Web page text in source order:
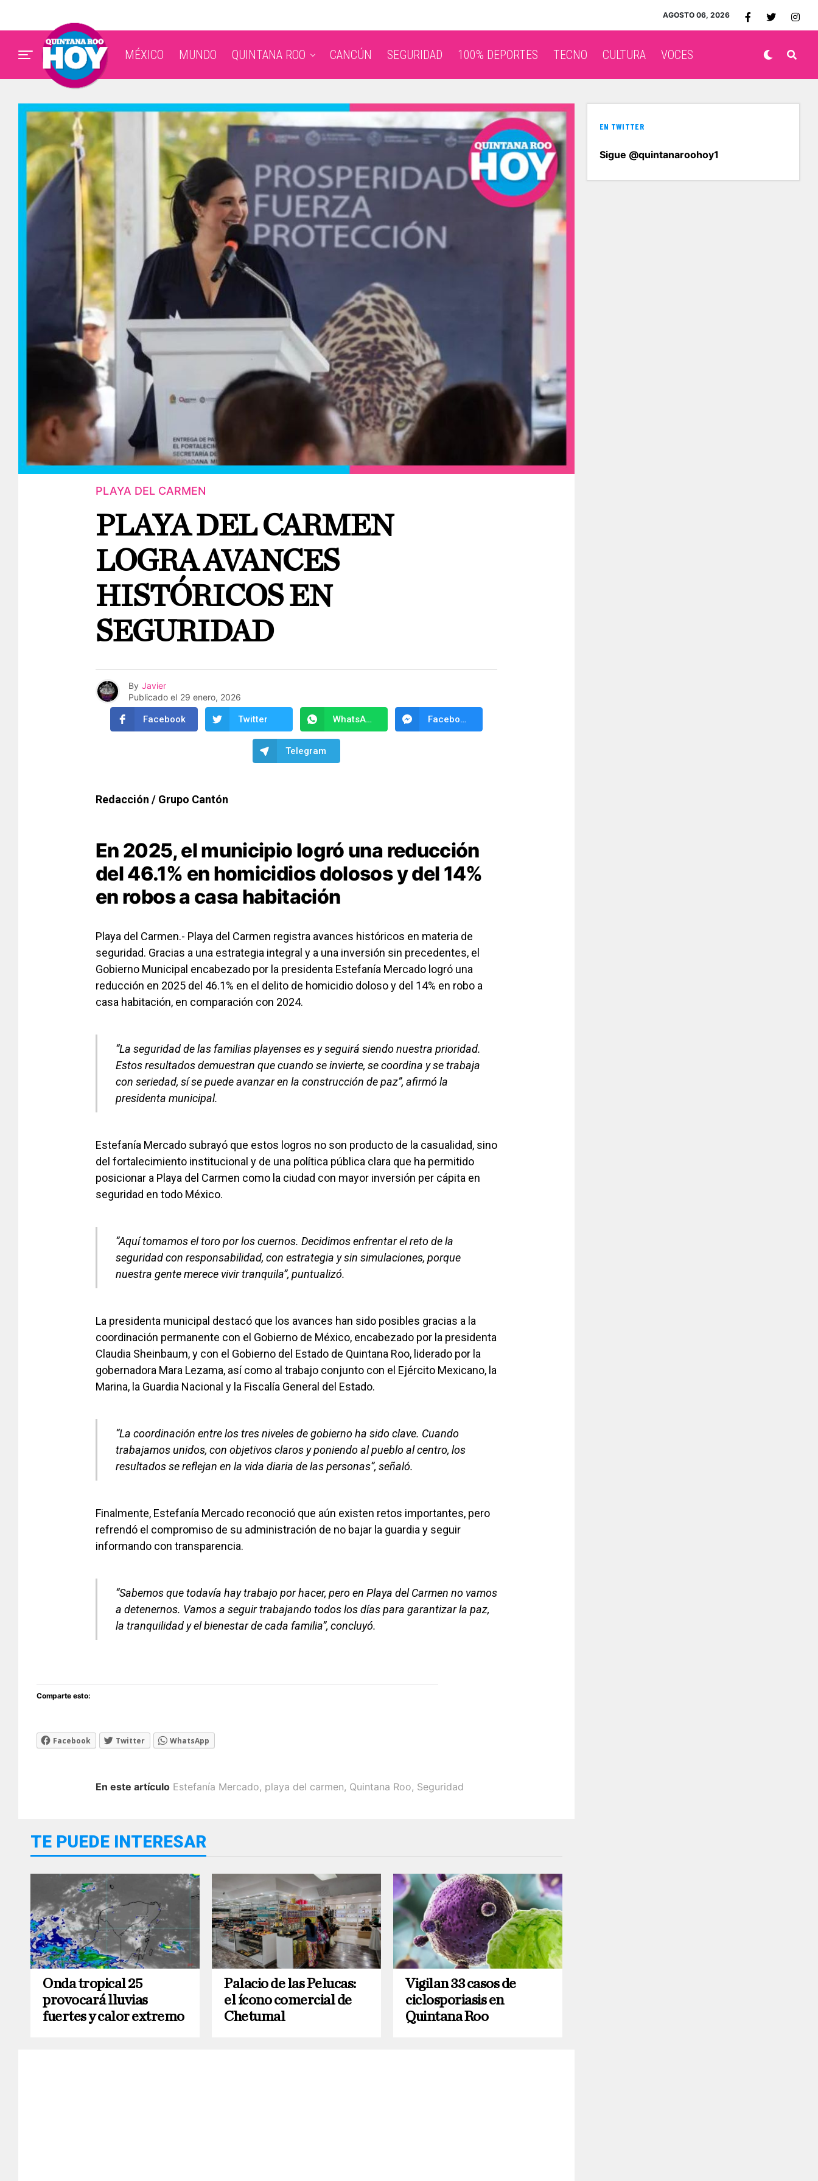
AGOSTO 06, 2026
MÉXICO MUNDO QUINTANA ROO CANCÚN SEGURIDAD 100% DEPORTES TECNO CULTURA VOCES
PLAYA DEL CARMEN
PLAYA DEL CARMEN
LOGRA AVANCES
HISTÓRICOS EN
SEGURIDAD
By Javier
Publicado el 29 enero, 2026
Facebook Twitter WhatsApp Facebook Messenger
Telegram
Redacción / Grupo Cantón
En 2025, el municipio logró una reducción
del 46.1% en homicidios dolosos y del 14%
en robos a casa habitación
Playa del Carmen.- Playa del Carmen registra avances históricos en materia de
seguridad. Gracias a una estrategia integral y a una inversión sin precedentes, el
Gobierno Municipal encabezado por la presidenta Estefanía Mercado logró una
reducción en 2025 del 46.1% en el delito de homicidio doloso y del 14% en robo a
casa habitación, en comparación con 2024.
“La seguridad de las familias playenses es y seguirá siendo nuestra prioridad.
Estos resultados demuestran que cuando se invierte, se coordina y se trabaja
con seriedad, sí se puede avanzar en la construcción de paz”, afirmó la
presidenta municipal.
Estefanía Mercado subrayó que estos logros no son producto de la casualidad, sino
del fortalecimiento institucional y de una política pública clara que ha permitido
posicionar a Playa del Carmen como la ciudad con mayor inversión per cápita en
seguridad en todo México.
“Aquí tomamos el toro por los cuernos. Decidimos enfrentar el reto de la
seguridad con responsabilidad, con estrategia y sin simulaciones, porque
nuestra gente merece vivir tranquila”, puntualizó.
La presidenta municipal destacó que los avances han sido posibles gracias a la
coordinación permanente con el Gobierno de México, encabezado por la presidenta
Claudia Sheinbaum, y con el Gobierno del Estado de Quintana Roo, liderado por la
gobernadora Mara Lezama, así como al trabajo conjunto con el Ejército Mexicano, la
Marina, la Guardia Nacional y la Fiscalía General del Estado.
“La coordinación entre los tres niveles de gobierno ha sido clave. Cuando
trabajamos unidos, con objetivos claros y poniendo al pueblo al centro, los
resultados se reflejan en la vida diaria de las personas”, señaló.
Finalmente, Estefanía Mercado reconoció que aún existen retos importantes, pero
refrendó el compromiso de su administración de no bajar la guardia y seguir
informando con transparencia.
“Sabemos que todavía hay trabajo por hacer, pero en Playa del Carmen no vamos
a detenernos. Vamos a seguir trabajando todos los días para garantizar la paz,
la tranquilidad y el bienestar de cada familia”, concluyó.
Comparte esto:
Facebook Twitter WhatsApp
En este artículo Estefanía Mercado, playa del carmen, Quintana Roo, Seguridad
TE PUEDE INTERESAR
Onda tropical 25
provocará lluvias
fuertes y calor extremo
Palacio de las Pelucas:
el ícono comercial de
Chetumal
Vigilan 33 casos de
ciclosporiasis en
Quintana Roo
EN TWITTER
Sigue @quintanaroohoy1